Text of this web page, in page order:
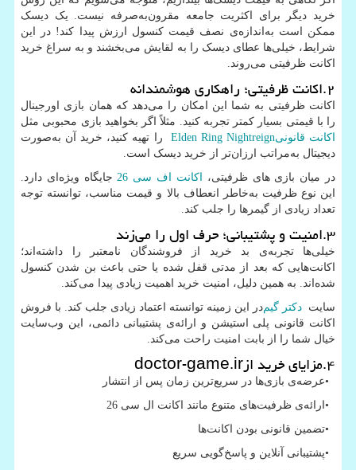
خرید دیگر برای اکثریت جامعه مقرون‌به‌صرفه نیست. یک دیسک
ممکن است به‌اندازه‌ی نصف قیمت کنسول ارزش پیدا کند! در این
شرایط، خیلی‌ها عطای دیسک را به لقایش می‌بخشند و به سراغ خرید
اکانت ظرفیتی می‌روند.
۲.اکانت ظرفیتی؛ راهکاری هوشمندانه
اکانت ظرفیتی به شما این امکان را می‌دهد که همان بازی اورجینال
را با قیمتی بسیار کمتر تجربه کنید. مثلاً اگر بخواهید بازی محبوبی مثل
اکانت قانونیElden Ring Nightreign
را تهیه کنید، خرید آن به‌صورت
دیجیتال به‌مراتب ارزان‌تر از خرید دیسک است.
در میان بازی های ظرفیتی،
اکانت اف سی 26
جایگاه ویژه‌ای دارد.
این نوع ظرفیت به‌خاطر انعطاف بالا و قیمت مناسب، توانسته توجه
تعداد زیادی از گیمرها را جلب کند.
۳.امنیت و پشتیبانی؛ حرف اول را می‌زند
خیلی‌ها تجربه‌ی بد خرید از فروشندگان نامعتبر را داشته‌اند؛
اکانت‌هایی که بعد از مدتی قفل شده یا حتی باعث بن شدن کنسول
شده‌اند. به همین دلیل، امنیت خرید اهمیت زیادی پیدا می‌کند.
سایت دکتر گیمدر این زمینه توانسته اعتماد زیادی جلب کند. با فروش
اکانت قانونی پلی استیشن و ارائه‌ی پشتیبانی دائمی، این وب‌سایت
خیال شما را از بابت امنیت راحت می‌کند.
۴.مزایای خرید از doctor-game.ir
•عرضه‌ی بازی‌ها در سریع‌ترین زمان پس از انتشار
• ارائه‌ی ظرفیت‌های متنوع مانند اکانت ال سی 26
•تضمین قانونی بودن اکانت‌ها
•پشتیبانی آنلاین و پاسخ‌گویی سریع